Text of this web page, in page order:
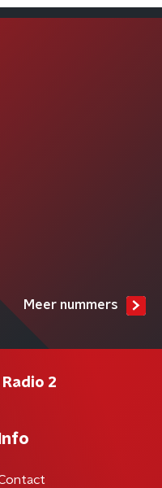
Meer nummers
Radio 2
Info